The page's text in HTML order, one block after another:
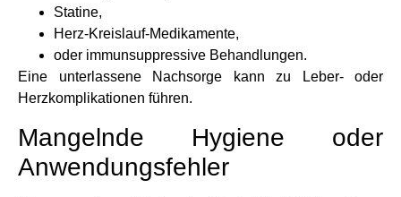
Statine,
Herz-Kreislauf-Medikamente,
oder immunsuppressive Behandlungen.
Eine unterlassene Nachsorge kann zu Leber- oder
Herzkomplikationen führen.
Mangelnde Hygiene oder
Anwendungsfehler